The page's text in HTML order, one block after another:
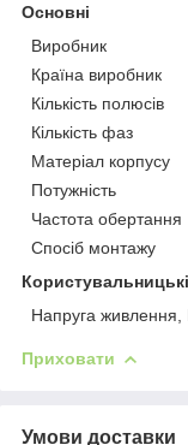
Основні
Виробник
Країна виробник
Кількість полюсів
Кількість фаз
Матеріал корпусу
Потужність
Частота обертання
Спосіб монтажу
Напруга живлення,
Приховати
Умови доставки